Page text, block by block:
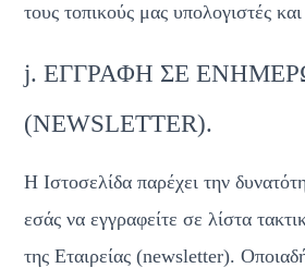
τους τοπικούς μας υπολογιστές
j. ΕΓΓΡΑΦΗ ΣΕ
(NEWSLETTER).
Η Ιστοσελίδα παρέχει την
εσάς να εγγραφείτε σε λίστα
της Εταιρείας (newsletter).